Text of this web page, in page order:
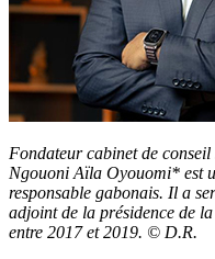
Fondateur cabinet de
Ngouoni Aïla Oyouomi* est
responsable gabonais. Il a
adjoint de la présidence de
entre 2017 et 2019. © D.R.